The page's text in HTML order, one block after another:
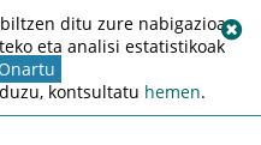
ditu zure nabigazioa
eta analisi estatistikoak
kontsultatu hemen.